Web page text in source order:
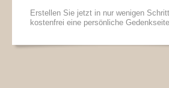
Erstellen Sie jetzt in nur wenigen
kostenfrei eine persönliche